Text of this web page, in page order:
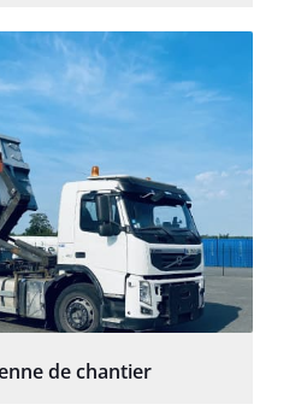
de chantier